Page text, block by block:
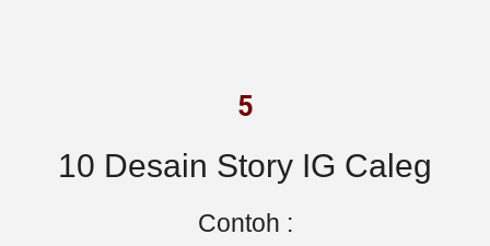
5
10 Desain Story IG Caleg
Contoh :